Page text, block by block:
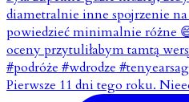
Pierwsze 11 dni tego roku.